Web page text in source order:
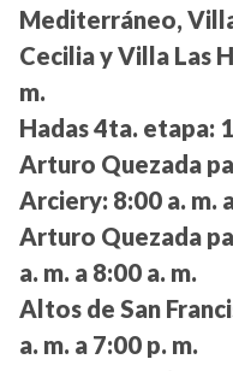
Mediterráneo,
Cecilia y Villa Las
m.
Hadas 4ta. etapa:
Arturo Quezada
Arciery: 8:00 a. m.
Arturo Quezada
a. m. a 8:00 a. m.
Altos de San
a. m. a 7:00 p. m.